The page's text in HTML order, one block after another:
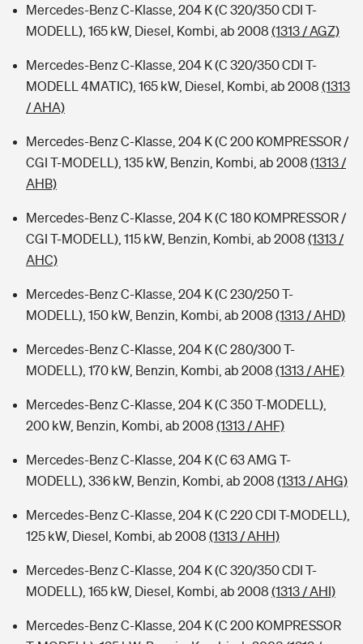
Mercedes-Benz C-Klasse, 204 K (C 320/350 CDI T-
MODELL), 165 kW, Diesel, Kombi, ab 2008 (1313 / AGZ)
Mercedes-Benz C-Klasse, 204 K (C 320/350 CDI T-
MODELL 4MATIC), 165 kW, Diesel, Kombi, ab 2008 (1313
/ AHA)
Mercedes-Benz C-Klasse, 204 K (C 200 KOMPRESSOR /
CGI T-MODELL), 135 kW, Benzin, Kombi, ab 2008 (1313 /
AHB)
Mercedes-Benz C-Klasse, 204 K (C 180 KOMPRESSOR /
CGI T-MODELL), 115 kW, Benzin, Kombi, ab 2008 (1313 /
AHC)
Mercedes-Benz C-Klasse, 204 K (C 230/250 T-
MODELL), 150 kW, Benzin, Kombi, ab 2008 (1313 / AHD)
Mercedes-Benz C-Klasse, 204 K (C 280/300 T-
MODELL), 170 kW, Benzin, Kombi, ab 2008 (1313 / AHE)
Mercedes-Benz C-Klasse, 204 K (C 350 T-MODELL),
200 kW, Benzin, Kombi, ab 2008 (1313 / AHF)
Mercedes-Benz C-Klasse, 204 K (C 63 AMG T-
MODELL), 336 kW, Benzin, Kombi, ab 2008 (1313 / AHG)
Mercedes-Benz C-Klasse, 204 K (C 220 CDI T-MODELL),
125 kW, Diesel, Kombi, ab 2008 (1313 / AHH)
Mercedes-Benz C-Klasse, 204 K (C 320/350 CDI T-
MODELL), 165 kW, Diesel, Kombi, ab 2008 (1313 / AHI)
Mercedes-Benz C-Klasse, 204 K (C 200 KOMPRESSOR